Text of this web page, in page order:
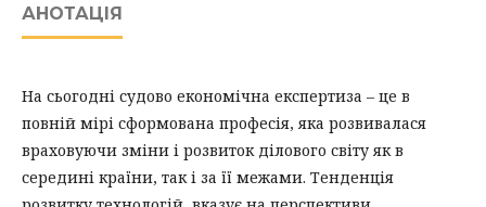
АНОТАЦІЯ
На сьогодні судово економічна експертиза – це в
повній мірі сформована професія, яка розвивалася
враховуючи зміни і розвиток ділового світу як в
середині країни, так і за її межами. Тенденція